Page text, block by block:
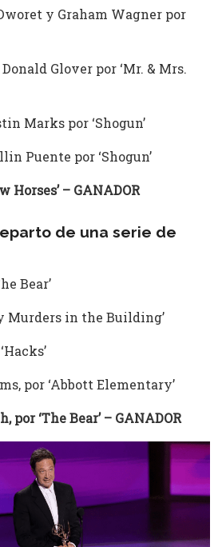
y Graham Wagner por
Glover por ‘Mr. & Mrs.
Marks por ‘Shogun’
Puente por ‘Shogun’
– GANADOR
de una serie de
Bear’
Murders in the Building’
por ‘Abbott Elementary’
por ‘The Bear’ – GANADOR